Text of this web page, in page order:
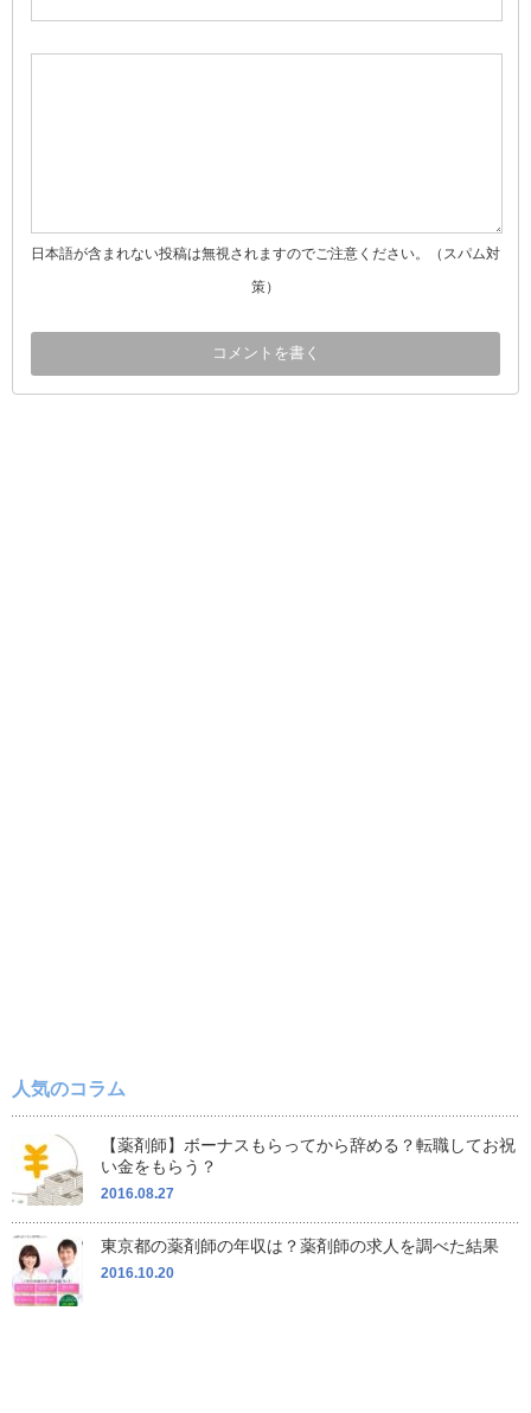
日本語が含まれない投稿は無視されますのでご注意ください。（スパム対
策）
人気のコラム
【薬剤師】ボーナスもらってから辞める？転職してお祝
い金をもらう？
2016.08.27
東京都の薬剤師の年収は？薬剤師の求人を調べた結果
2016.10.20